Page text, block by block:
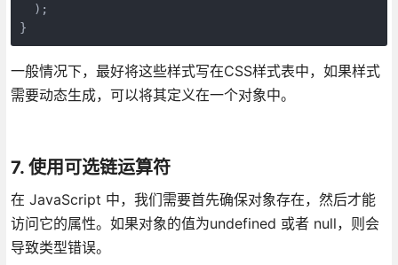
  );
}
一般情况下，最好将这些样式写在CSS样式表中，如果样式
需要动态生成，可以将其定义在一个对象中。
7. 使用可选链运算符
在 JavaScript 中，我们需要首先确保对象存在，然后才能
访问它的属性。如果对象的值为undefined 或者 null，则会
导致类型错误。